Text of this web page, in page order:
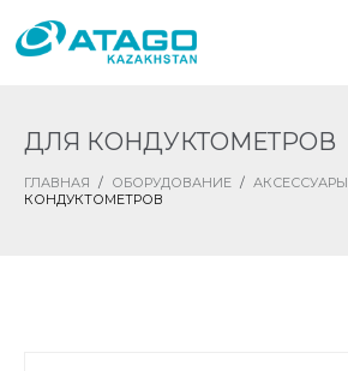
ДЛЯ КОНДУКТОМЕТРОВ
ГЛАВНАЯ / ОБОРУДОВАНИЕ / АКСЕССУАРЫ
КОНДУКТОМЕТРОВ